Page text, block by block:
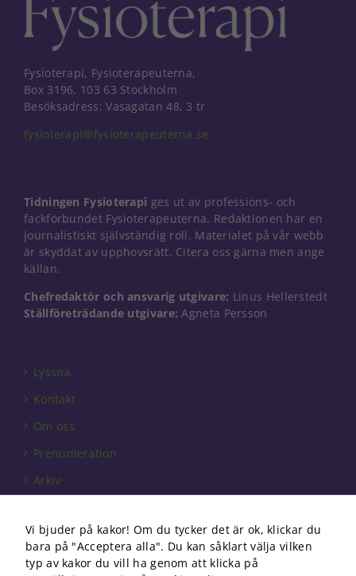
Fysioterapi, Fysioterapeuterna,
Box 3196, 103 63 Stockholm
Besöksadress: Vasagatan 48, 3 tr
fysioterapi@fysioterapeuterna.se
Tidningen Fysioterapi ges ut av professions- och
fackförbundet Fysioterapeuterna. Redaktionen har en
journalistiskt självständig roll. Materialet på vår webb
är skyddat av upphovsrätt. Citera oss gärna men ange
källan.
Chefredaktör och ansvarig utgivare: Linus Hellerstedt
Ställföreträdande utgivare: Agneta Persson
Lyssna
Kontakt
Om oss
Prenumeration
Arkiv
Förbundet
Om cookies
Vi bjuder på kakor! Om du tycker det är ok, klickar du
bara på "Acceptera alla". Du kan såklart välja vilken
typ av kakor du vill ha genom att klicka på
Nödvändiga
Dessa kakor
går inte att
behövs för
över huvud
och
baserat på
hur
hemsidan
används.